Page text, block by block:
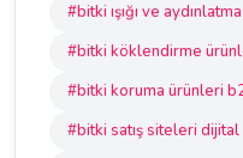
#bitki ışığı ve
#bitki köklendirme
#bitki koruma ürünleri
#bitki satış siteleri dijital